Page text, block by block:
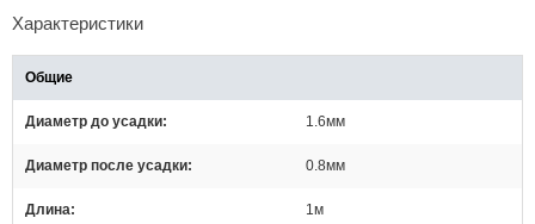
Характеристики
Общие
Диаметр до усадки 1.6мм
Диаметр после усадки 0.8мм
Длина 1м